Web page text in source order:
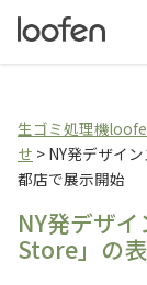
生ゴミ処理機
せ > NY発デザイ
都店で展示開始
NY発デザ
Store」の